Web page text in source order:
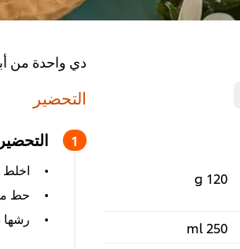
120 g
250 ml
دي واحدة من
التحضير
حط
رشها